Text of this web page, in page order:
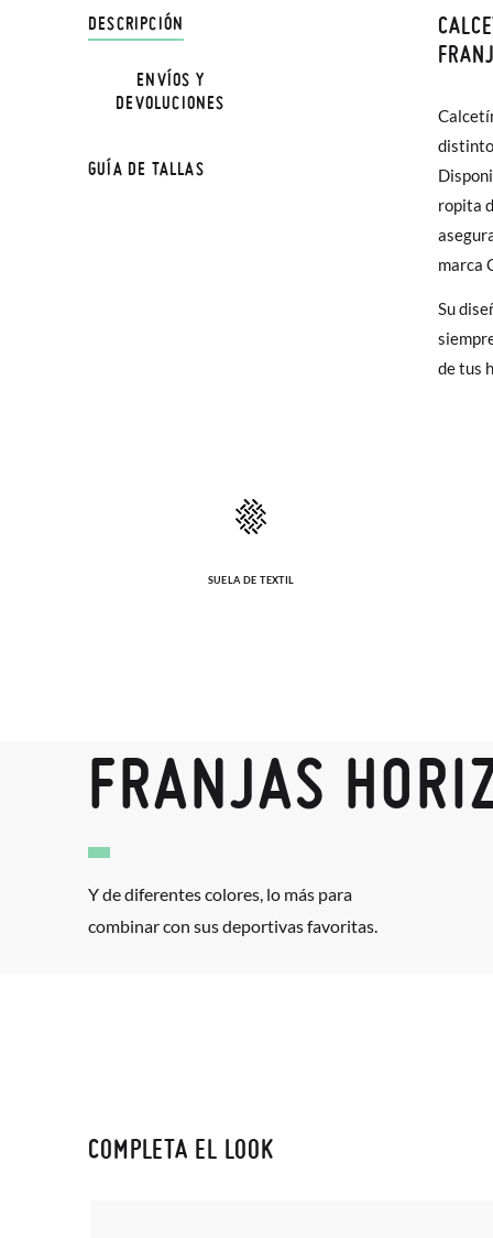
DESCRIPCIÓN
ropita
marca
Su
de tus
ENVÍOS Y
DEVOLUCIONES
En
hasta
poco
En
Sólo
elijas,
para
talla y
En
GUÍA DE TALLAS
TALLA
SUELA DE TEXTIL
FRANJAS
Y de diferentes colores, lo más para
combinar con sus deportivas favoritas.
COMPLETA EL LOOK